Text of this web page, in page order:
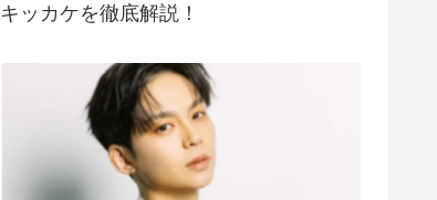
キッカケを徹底解説！